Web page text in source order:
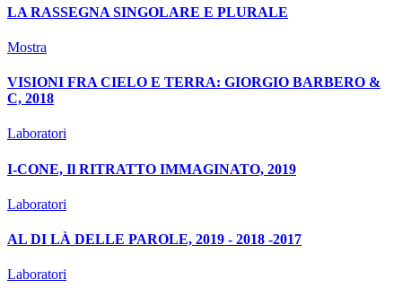
LA RASSEGNA SINGOLARE E PLURALE
Mostra
VISIONI FRA CIELO E TERRA: GIORGIO BARBERO &
C, 2018
Laboratori
I-CONE, Il RITRATTO IMMAGINATO, 2019
Laboratori
AL DI LÀ DELLE PAROLE, 2019 - 2018 -2017
Laboratori